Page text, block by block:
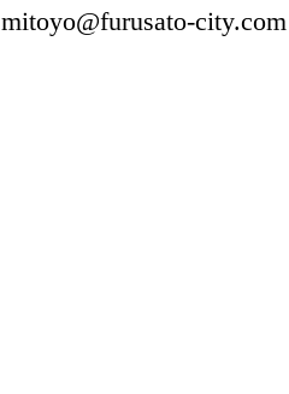
mitoyo@furusato-city.com